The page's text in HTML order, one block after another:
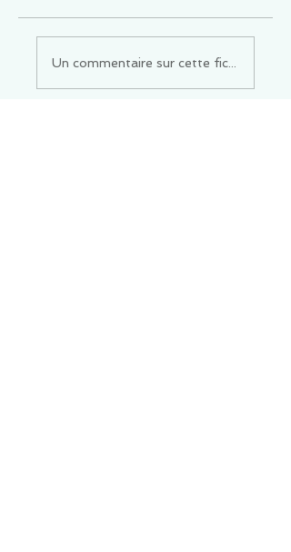
Un commentaire sur cette fiche ou cet